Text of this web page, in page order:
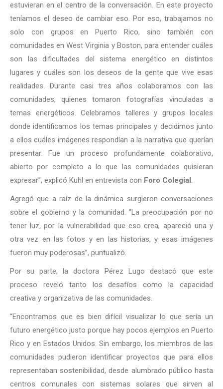
estuvieran en el centro de la conversación. En este proyecto
teníamos el deseo de cambiar eso. Por eso, trabajamos no
solo con grupos en Puerto Rico, sino también con
comunidades en West Virginia y Boston, para entender cuáles
son las dificultades del sistema energético en distintos
lugares y cuáles son los deseos de la gente que vive esas
realidades. Durante casi tres años colaboramos con las
comunidades, quienes tomaron fotografías vinculadas a
temas energéticos. Celebramos talleres y grupos locales
donde identificamos los temas principales y decidimos junto
a ellos cuáles imágenes respondían a la narrativa que querían
presentar. Fue un proceso profundamente colaborativo,
abierto por completo a lo que las comunidades quisieran
expresar”, explicó Kuhl en entrevista con Foro Colegial.
Agregó que a raíz de la dinámica surgieron conversaciones
sobre el gobierno y la comunidad. “La preocupación por no
tener luz, por la vulnerabilidad que eso crea, apareció una y
otra vez en las fotos y en las historias, y esas imágenes
fueron muy poderosas”, puntualizó.
Por su parte, la doctora Pérez Lugo destacó que este
proceso reveló tanto los desafíos como la capacidad
creativa y organizativa de las comunidades.
“Encontramos que es bien difícil visualizar lo que sería un
futuro energético justo porque hay pocos ejemplos en Puerto
Rico y en Estados Unidos. Sin embargo, los miembros de las
comunidades pudieron identificar proyectos que para ellos
representaban sostenibilidad, desde alumbrado público hasta
centros comunales con sistemas solares que sirven al